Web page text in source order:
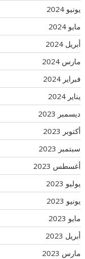
يونيو 2024
مايو 2024
أبريل 2024
مارس 2024
فبراير 2024
يناير 2024
ديسمبر 2023
أكتوبر 2023
سبتمبر 2023
أغسطس 2023
يوليو 2023
يونيو 2023
مايو 2023
أبريل 2023
مارس 2023